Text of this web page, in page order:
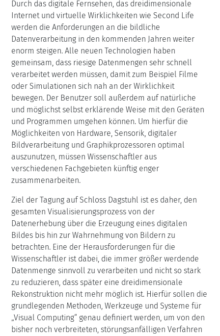
Durch das digitale Fernsehen, das dreidimensionale
Internet und virtuelle Wirklichkeiten wie Second Life
werden die Anforderungen an die bildliche
Datenverarbeitung in den kommenden Jahren weiter
enorm steigen. Alle neuen Technologien haben
gemeinsam, dass riesige Datenmengen sehr schnell
verarbeitet werden müssen, damit zum Beispiel Filme
oder Simulationen sich nah an der Wirklichkeit
bewegen. Der Benutzer soll außerdem auf natürliche
und möglichst selbst erklärende Weise mit den Geräten
und Programmen umgehen können. Um hierfür die
Möglichkeiten von Hardware, Sensorik, digitaler
Bildverarbeitung und Graphikprozessoren optimal
auszunutzen, müssen Wissenschaftler aus
verschiedenen Fachgebieten künftig enger
zusammenarbeiten.
Ziel der Tagung auf Schloss Dagstuhl ist es daher, den
gesamten Visualisierungsprozess von der
Datenerhebung über die Erzeugung eines digitalen
Bildes bis hin zur Wahrnehmung von Bildern zu
betrachten. Eine der Herausforderungen für die
Wissenschaftler ist dabei, die immer größer werdende
Datenmenge sinnvoll zu verarbeiten und nicht so stark
zu reduzieren, dass später eine dreidimensionale
Rekonstruktion nicht mehr möglich ist. Hierfür sollen die
grundlegenden Methoden, Werkzeuge und Systeme für
„Visual Computing“ genau definiert werden, um von den
bisher noch verbreiteten, störungsanfälligen Verfahren